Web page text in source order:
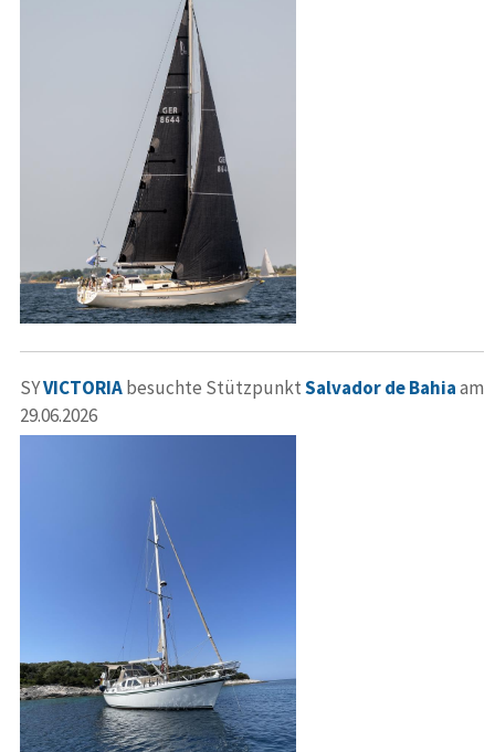
SYVICTORIAbesuchte StützpunktSalvador de Bahiaam
29.06.2026